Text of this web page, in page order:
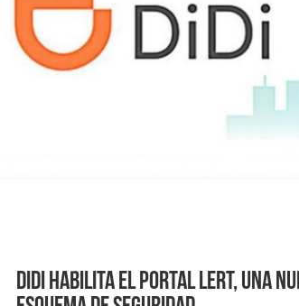
DiDi habilita el portal LERT, una